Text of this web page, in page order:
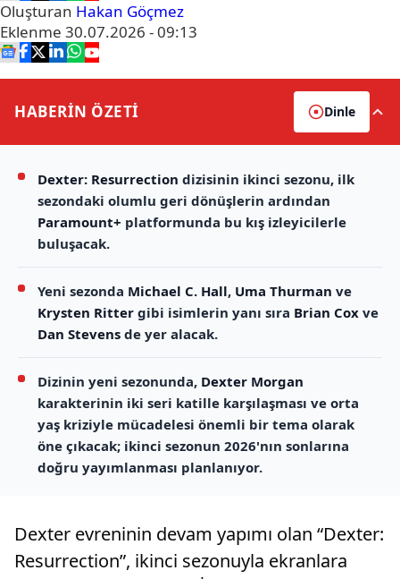
Oluşturan Hakan Göçmez
Eklenme 30.07.2026 - 09:13
HABERİN ÖZETİ Dinle
Dexter: Resurrection dizisinin ikinci sezonu, ilk
sezondaki olumlu geri dönüşlerin ardından
Paramount+ platformunda bu kış izleyicilerle
buluşacak.
Yeni sezonda Michael C. Hall, Uma Thurman ve
Krysten Ritter gibi isimlerin yanı sıra Brian Cox ve
Dan Stevens de yer alacak.
Dizinin yeni sezonunda, Dexter Morgan
karakterinin iki seri katille karşılaşması ve orta
yaş kriziyle mücadelesi önemli bir tema olarak
öne çıkacak; ikinci sezonun 2026'nın sonlarına
doğru yayımlanması planlanıyor.
Dexter evreninin devam yapımı olan “Dexter:
Resurrection”, ikinci sezonuyla ekranlara